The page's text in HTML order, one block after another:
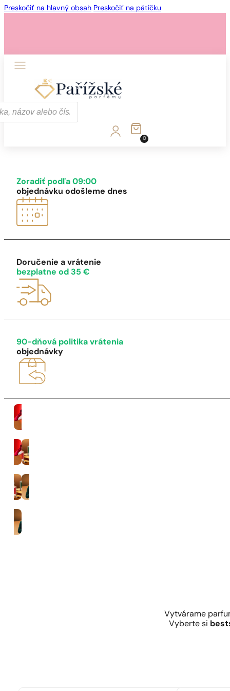
Preskočiť na hlavný obsah Preskočiť na pätičku
1 - 3 ks.
0
Zoradiť podľa 09:00
objednávku odošleme dnes
Doručenie a vrátenie
bezplatne od 35 €
90-dňová politika vrátenia
objednávky
Ženy
35% koncentrácia vône
Muži
Vytvárame
Vyberte si